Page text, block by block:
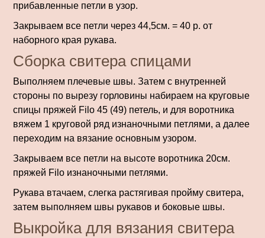
прибавленные петли в узор.
Закрываем все петли через 44,5см. = 40 р. от
наборного края рукава.
Сборка свитера спицами
Выполняем плечевые швы. Затем с внутренней
стороны по вырезу горловины набираем на круговые
спицы пряжей Filo 45 (49) петель, и для воротника
вяжем 1 круговой ряд изнаночными петлями, а далее
переходим на вязание основным узором.
Закрываем все петли на высоте воротника 20см.
пряжей Filo изнаночными петлями.
Рукава втачаем, слегка растягивая пройму свитера,
затем выполняем швы рукавов и боковые швы.
Выкройка для вязания свитера